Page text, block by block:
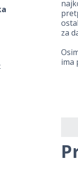
za
ima